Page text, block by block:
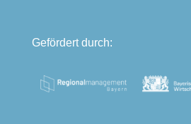
Gefördert durch: